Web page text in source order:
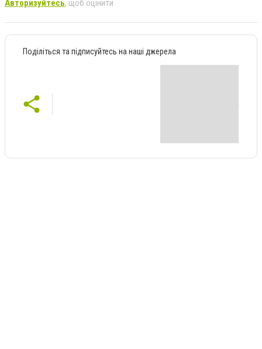
Авторизуйтесь, щоб оцінити
Поділіться та підписуйтесь на наші джерела